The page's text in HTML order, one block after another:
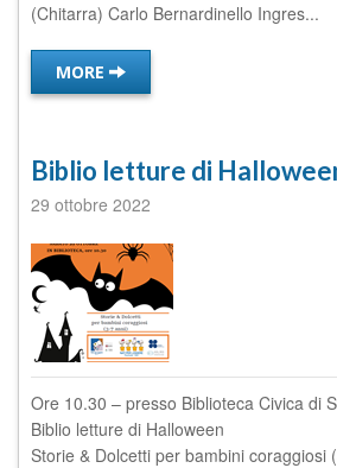
(Chitarra) Carlo Bernardinello Ingres...
MORE
Biblio letture di
29 ottobre 2022
Ore 10.30 – presso Biblioteca Civica di
Biblio letture di Halloween
Storie & Dolcetti per bambini coraggiosi